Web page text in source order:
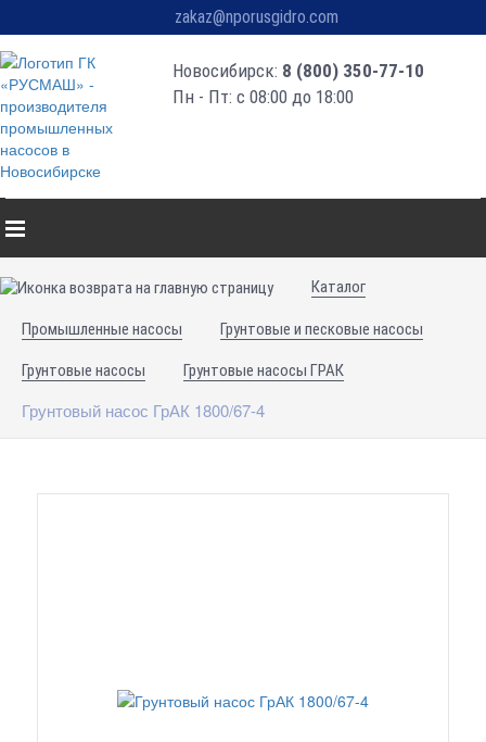
zakaz@nporusgidro.com
Новосибирск: 8 (800) 350-77-10
Пн - Пт: с 08:00 до 18:00
Каталог
Промышленные насосы Грунтовые и песковые насосы
Грунтовые насосы Грунтовые насосы ГРАК
Грунтовый насос ГрАК 1800/67-4